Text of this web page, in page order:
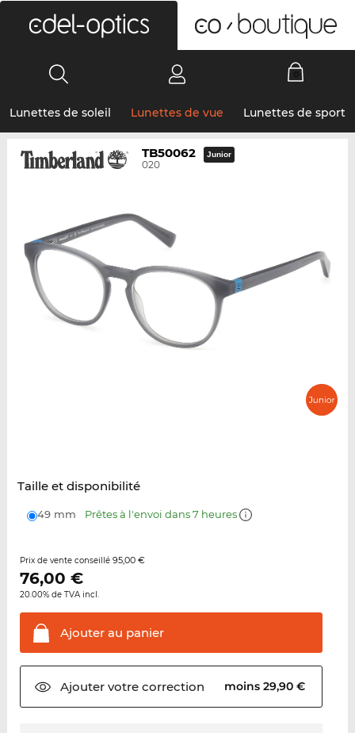
Lunettes de soleil Lunettes de vue Lunettes de sport
TB50062
020
Junior
Taille et disponibilité
49 mm Prêtes à l'envoi dans 7 heures
Prix de vente conseillé 95,00 €
76,00 €
20.00% de TVA incl.
Ajouter au panier
Ajouter votrecorrection moins 29,90 €